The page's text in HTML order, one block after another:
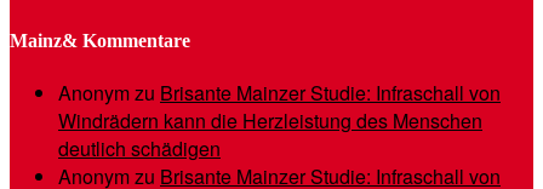
Mainz& Kommentare
Anonymzu Brisante Mainzer Studie: Infraschall von
Windrädern kann die Herzleistung des Menschen
deutlich schädigen
Anonymzu Brisante Mainzer Studie: Infraschall von